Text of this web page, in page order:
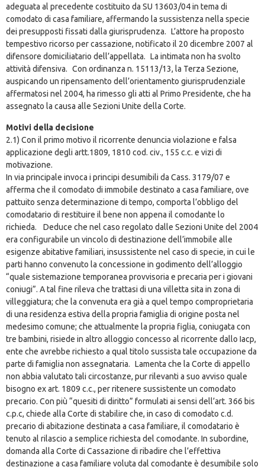
adeguata al precedente costituito da SU 13603/04 in tema di
comodato di casa familiare, affermando la sussistenza nella specie
dei presupposti fissati dalla giurisprudenza. L’attore ha proposto
tempestivo ricorso per cassazione, notificato il 20 dicembre 2007 al
difensore domiciliatario dell’appellata. La intimata non ha svolto
attività difensiva. Con ordinanza n. 15113/13, la Terza Sezione,
auspicando un ripensamento dell’orientamento giurisprudenziale
affermatosi nel 2004, ha rimesso gli atti al Primo Presidente, che ha
assegnato la causa alle Sezioni Unite della Corte.
Motivi della decisione
2.1) Con il primo motivo il ricorrente denuncia violazione e falsa
applicazione degli artt.1809, 1810 cod. civ., 155 c.c. e vizi di
motivazione.
In via principale invoca i principi desumibili da Cass. 3179/07 e
afferma che il comodato di immobile destinato a casa familiare, ove
pattuito senza determinazione di tempo, comporta l’obbligo del
comodatario di restituire il bene non appena il comodante lo
richieda. Deduce che nel caso regolato dalle Sezioni Unite del 2004
era configurabile un vincolo di destinazione dell’immobile alle
esigenze abitative familiari, insussistente nel caso di specie, in cui le
parti hanno convenuto la concessione in godimento dell’alloggio
“quale sistemazione temporanea provvisoria e precaria per i giovani
coniugi”. A tal fine rileva che trattasi di una villetta sita in zona di
villeggiatura; che la convenuta era già a quel tempo comproprietaria
di una residenza estiva della propria famiglia di origine posta nel
medesimo comune; che attualmente la propria figlia, coniugata con
tre bambini, risiede in altro alloggio concesso al ricorrente dallo Iacp,
ente che avrebbe richiesto a qual titolo sussista tale occupazione da
parte di famiglia non assegnataria. Lamenta che la Corte di appello
non abbia valutato tali circostanze, pur rilevanti a suo avviso quale
bisogno ex art. 1809 c.c., per ritenere sussistente un comodato
precario. Con più “quesiti di diritto” formulati ai sensi dell’art. 366 bis
c.p.c, chiede alla Corte di stabilire che, in caso di comodato c.d.
precario di abitazione destinata a casa familiare, il comodatario è
tenuto al rilascio a semplice richiesta del comodante. In subordine,
domanda alla Corte di Cassazione di ribadire che l’effettiva
destinazione a casa familiare voluta dal comodante è desumibile solo